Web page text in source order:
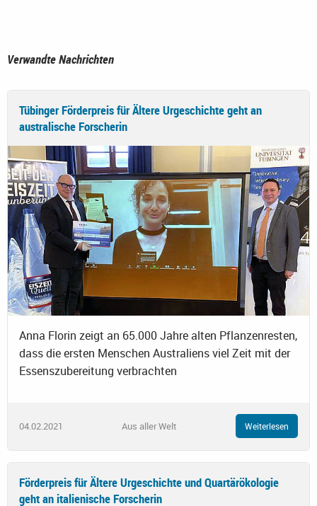
Verwandte Nachrichten
Tübinger Förderpreis für Ältere Urgeschichte geht an
australische Forscherin
Anna Florin zeigt an 65.000 Jahre alten Pflanzenresten,
dass die ersten Menschen Australiens viel Zeit mit der
Essenszubereitung verbrachten
04.02.2021 Aus aller Welt Weiterlesen
Förderpreis für Ältere Urgeschichte und Quartärökologie
geht an italienische Forscherin